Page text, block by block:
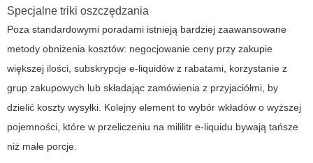
Specjalne triki oszczędzania
Poza standardowymi poradami istnieją bardziej zaawansowane
metody obniżenia kosztów: negocjowanie ceny przy zakupie
większej ilości, subskrypcje e-liquidów z rabatami, korzystanie z
grup zakupowych lub składając zamówienia z przyjaciółmi, by
dzielić koszty wysyłki. Kolejny element to wybór wkładów o wyższej
pojemności, które w przeliczeniu na mililitr e-liquidu bywają tańsze
niż małe porcje.